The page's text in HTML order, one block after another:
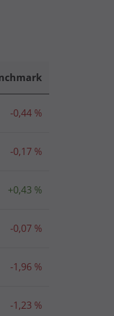
-0,44 %
-0,17 %
+0,43 %
-0,07 %
-1,96 %
-1,23 %